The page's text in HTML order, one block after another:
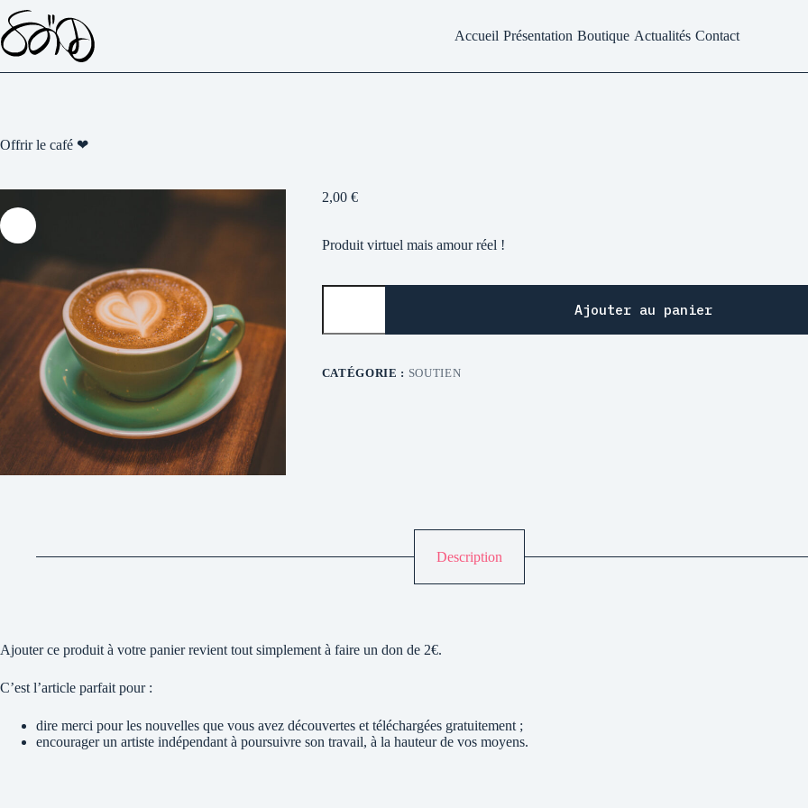
Passer
au
contenu
Accueil Présentation Boutique Actualités Contact
Offrir le café ❤
2,00 €
Produit virtuel mais amour réel !
quantité
le
❤
Ajouter au panier
CATÉGORIE : SOUTIEN
Description
Ajouter ce produit à votre panier revient tout simplement à faire un don de 2€.
C’est l’article parfait pour :
dire merci pour les nouvelles que vous avez découvertes et téléchargées gratuitement ;
encourager un artiste indépendant à poursuivre son travail, à la hauteur de vos moyens.